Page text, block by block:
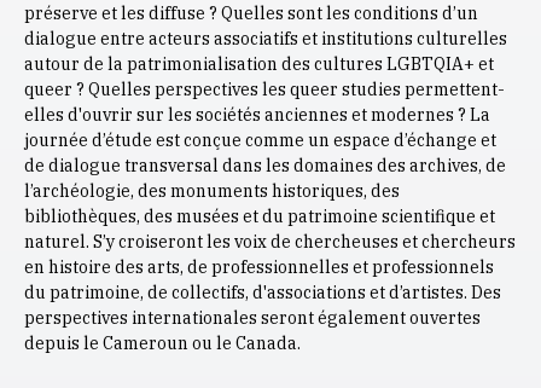
préserve et les diffuse ? Quelles sont les conditions d’un
dialogue entre acteurs associatifs et institutions culturelles
autour de la patrimonialisation des cultures LGBTQIA+ et
queer ? Quelles perspectives les queer studies permettent-
elles d'ouvrir sur les sociétés anciennes et modernes ? La
journée d’étude est conçue comme un espace d’échange et
de dialogue transversal dans les domaines des archives, de
l’archéologie, des monuments historiques, des
bibliothèques, des musées et du patrimoine scientifique et
naturel. S’y croiseront les voix de chercheuses et chercheurs
en histoire des arts, de professionnelles et professionnels
du patrimoine, de collectifs, d'associations et d’artistes. Des
perspectives internationales seront également ouvertes
depuis le Cameroun ou le Canada.